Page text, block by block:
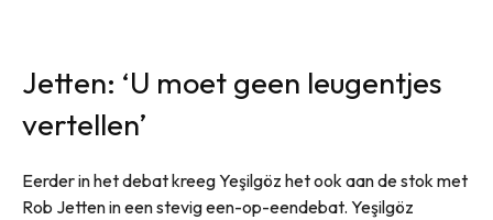
Jetten: ‘U moet geen leugentjes
vertellen’
Eerder in het debat kreeg Yeşilgöz het ook aan de stok met
Rob Jetten in een stevig een-op-eendebat. Yeşilgöz